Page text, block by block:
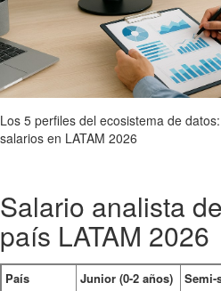
Los 5 perfiles del ecosistema de
salarios en LATAM 2026
Salario analista
país LATAM 2026
País Junior (0-2 años) Semi-